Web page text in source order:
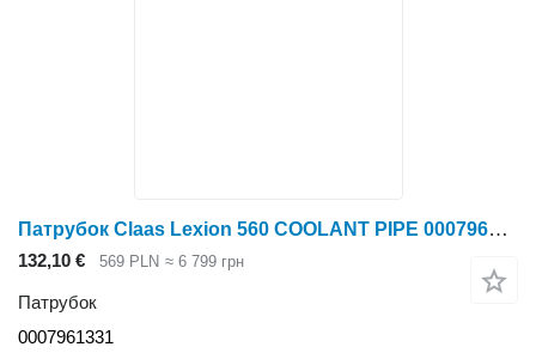
Патрубок Claas Lexion 560 COOLANT PIPE 0007961331 (двигун Cat C10; u до зернозбирального комбайна Claas Lexion 560
132,10 € 569 PLN ≈ 6 799 грн
Патрубок
0007961331